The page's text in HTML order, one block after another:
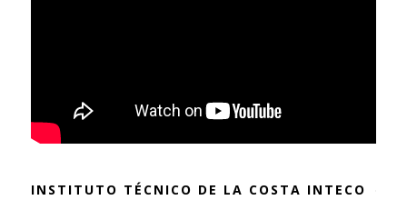
INSTITUTO TÉCNICO DE LA COSTA INTECO